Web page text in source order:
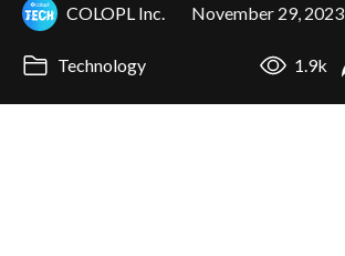
COLOPL Inc. November 29, 2023
Technology 1.9k